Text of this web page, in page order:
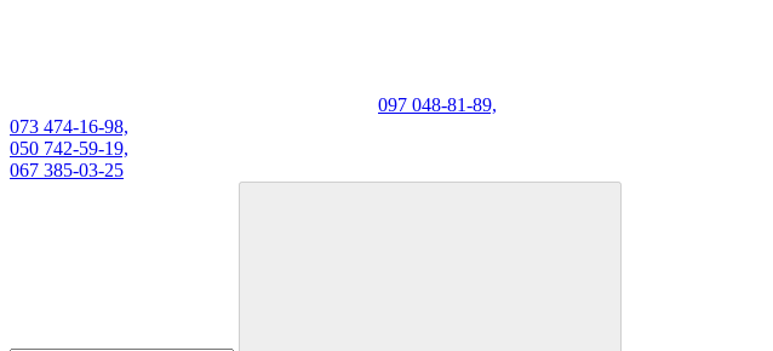
097 048-81-89,
073 474-16-98,
050 742-59-19,
067 385-03-25